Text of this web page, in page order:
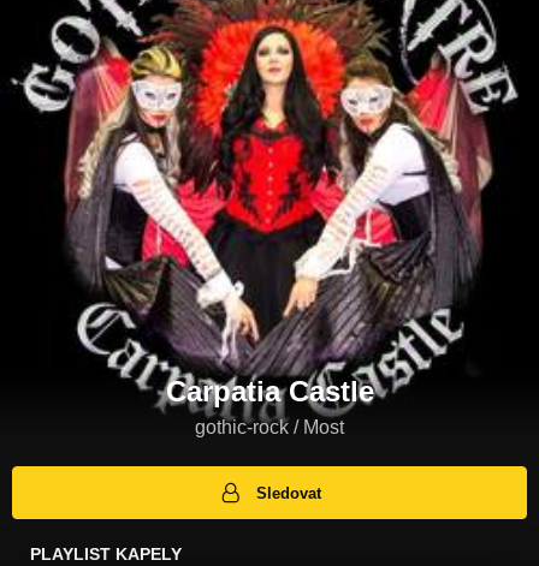
Carpatia Castle
gothic-rock / Most
Sledovat
PLAYLIST KAPELY